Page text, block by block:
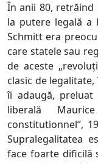
În anii 80, retrăind
la putere legală a
Schmitt era
care statele sau
de aceste
clasic de
îi adaugă,
liberală
constitutionnel”,
Supralegalitatea
face foarte dificilă